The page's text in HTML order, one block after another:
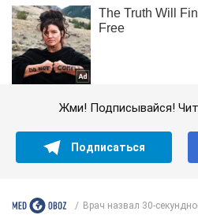
Жми! Подписывайся!
Подписаться
Врач назвал 30-